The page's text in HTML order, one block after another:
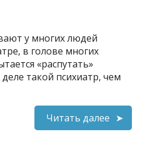
у многих людей
в голове многих
«распутать»
такой психиатр, чем
Читать далее